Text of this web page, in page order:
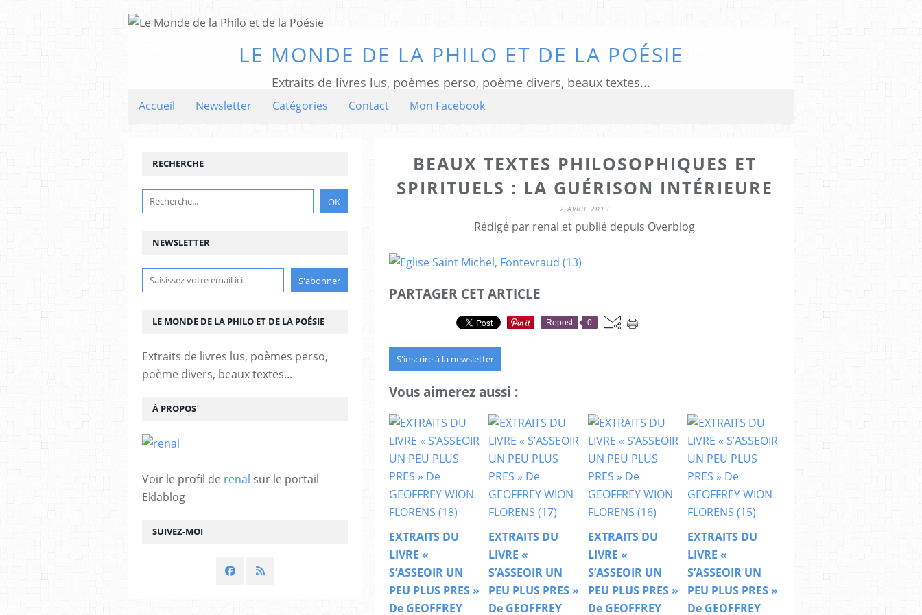
LE MONDE DE LA PHILO ET DE LA POÉSIE
Extraits de livres lus, poèmes perso, poème divers, beaux textes...
Accueil Newsletter Catégories Contact Mon Facebook
BEAUX TEXTES PHILOSOPHIQUES ET
SPIRITUELS : LA GUÉRISON INTÉRIEURE
2 AVRIL 2013
Rédigé par renal et publié depuis Overblog
PARTAGER CET ARTICLE
Repost 0
S'inscrire à la newsletter
Vous aimerez aussi :
EXTRAITS DU
LIVRE «
S’ASSEOIR UN
PEU PLUS PRES »
De GEOFFREY
EXTRAITS DU
LIVRE «
S’ASSEOIR UN
PEU PLUS PRES »
De GEOFFREY
EXTRAITS DU
LIVRE «
S’ASSEOIR UN
PEU PLUS PRES »
De GEOFFREY
EXTRAITS DU
LIVRE «
S’ASSEOIR UN
PEU PLUS PRES »
De GEOFFREY
NEWSLETTER
SUIVEZ-MOI
RECHERCHE
LE MONDE DE LA PHILO ET DE LA POÉSIE
Extraits de livres lus, poèmes perso,
poème divers, beaux textes...
À PROPOS
Voir le profil de renal sur le portail
Eklablog